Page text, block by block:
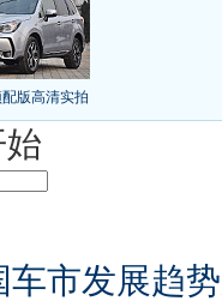
本田新小SUV
折甩卖 6款合资自主车是真的低价
的热销SUV 全新马自达6：海外
板合资 15万买车谁好
SUV规划曝光
上市 秒杀日系的SUV
大众6万
醉驾毒驾发生交通事故 交强险应
版高清实拍
末日逃亡车
始
车市发展趋